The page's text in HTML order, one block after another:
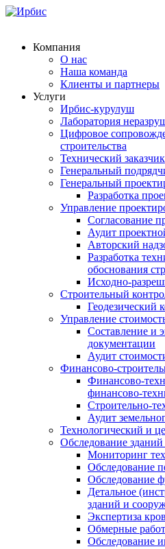
Компания
О нас
Наша команда
Клиенты и партнеры
Услуги
Ирбис-курулуш
Лаборатория
Цифровое
строительства
Технический заказчик
Генеральный
Генеральный
Разработка
Управление
Согласование
Аудит
Авторский
Разработка
обоснования
Исходно-
Строительный
Геодезический
Управление
Составление и
документации
Аудит
Финансово-
Финансово-
финансово-
Строительно-
Аудит
Технологический и
Обследование
Мониторинг
Обследование
Обследование
Детальное
зданий и
Экспертиза
Обмерные
Обследование